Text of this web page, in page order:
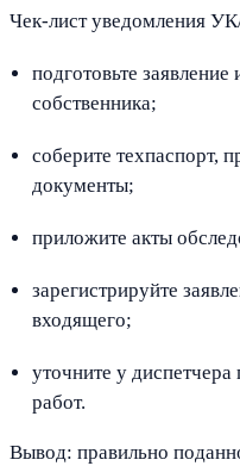
Чек-лист уведомления
подготовьте
собственника;
соберите техпаспорт,
документы;
приложите акты
зарегистрируйте
входящего;
уточните у
работ.
Вывод: правильно